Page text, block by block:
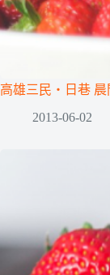
高雄三民‧日巷 晨
2013-06-02